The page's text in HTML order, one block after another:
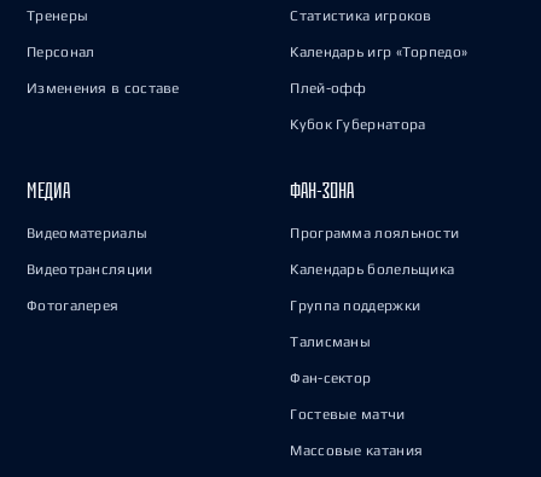
Тренеры
Персонал
Изменения в составе
Статистика игроков
Календарь игр «Торпедо»
Плей-офф
Кубок Губернатора
МЕДИА
Видеоматериалы
Видеотрансляции
Фотогалерея
ФАН-ЗОНА
Программа лояльности
Календарь болельщика
Группа поддержки
Талисманы
Фан-сектор
Гостевые матчи
Массовые катания